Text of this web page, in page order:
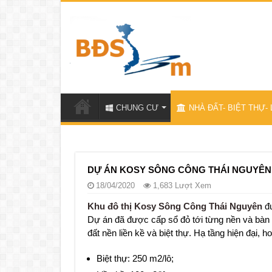
CHUNG CƯ NHÀ ĐẤT- BIỆT THỰ-
DỰ ÁN KOSY SÔNG CÔNG THÁI NGUYÊN
18/04/2020 1,683 Lượt Xem
Khu đô thị Kosy Sông Công Thái Nguyên
Dự án đã được cấp sổ đỏ tới từng nền và
đất nền liền kề và biệt thự. Hạ tầng hiện đại,
Biệt thự: 250 m2/lô;